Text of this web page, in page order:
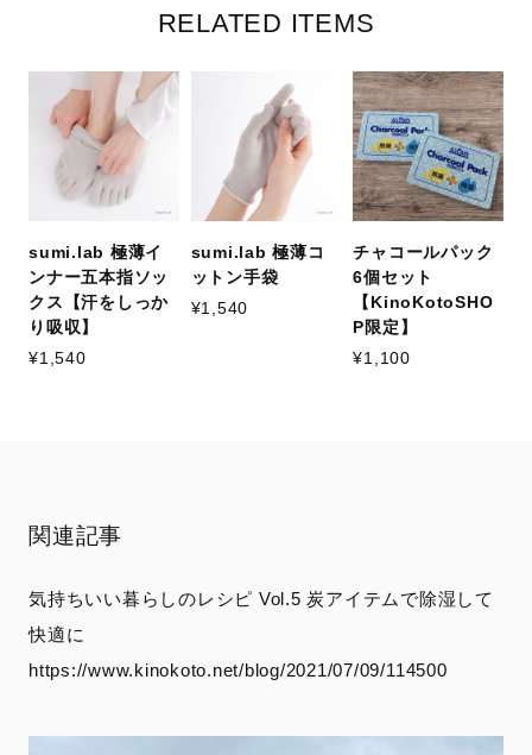
RELATED ITEMS
sumi.lab 極薄イ
ンナー五本指ソッ
クス【汗をしっか
り吸収】
¥1,540
sumi.lab 極薄コ
ットン手袋
¥1,540
チャコールパック
6個セット
【KinoKotoSHO
P限定】
¥1,100
関連記事
気持ちいい暮らしのレシピ Vol.5 炭アイテムで除湿して
快適に
https://www.kinokoto.net/blog/2021/07/09/114500